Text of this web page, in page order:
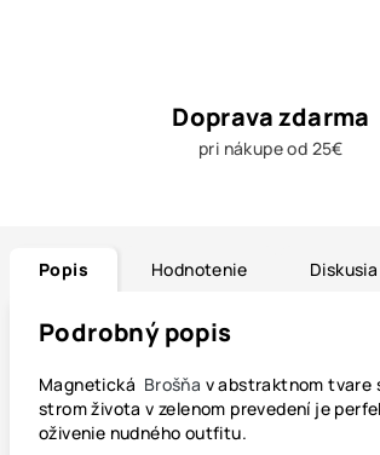
Doprava zdarma
pri nákupe od 25€
Popis Hodnotenie Diskusia
Podrobný popis
Magnetická Brošňa v abstraktnom tvare
strom života v zelenom prevedení je
oživenie nudného outfitu.